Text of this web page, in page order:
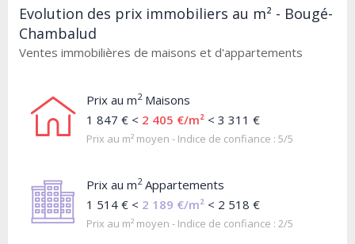
Evolution des prix immobiliers au m² - Bougé-
Chambalud
Ventes immobilières de maisons et d'appartements
Prix au m2Maisons
1 847 € < 2 405 €/m² < 3 311 €
Prix au m² moyen - Indice de confiance : 5/5
Prix au m2Appartements
1 514 € < 2 189 €/m² < 2 518 €
Prix au m² moyen - Indice de confiance : 2/5